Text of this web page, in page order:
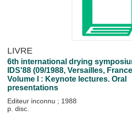
LIVRE
6th international drying
IDS'88 (09/1988, Versailles,
Volume I : Keynote lectures. Oral
presentations
Editeur inconnu ; 1988
p. disc.